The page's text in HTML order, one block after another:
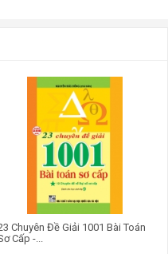
làm bài trong điều kiện
thức và vận dụng linh hoạt
tăng tốc trước kỳ thi
Chuyên Đề Giải 1001 Bài Toán
Cấp -...